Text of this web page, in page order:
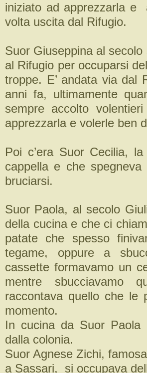
iniziato ad apprezzarla e
volta uscita dal Rifugio.
Suor Giuseppina al
al Rifugio per occuparsi
troppe. E’ andata via dal
anni fa, ultimamente
sempre accolto
apprezzarla e volerle ben
Poi c’era Suor Cecilia,
cappella e che
bruciarsi.
Suor Paola, al secolo
della cucina e che ci
patate che spesso
tegame, oppure a
cassette formavamo un
mentre sbucciavamo
raccontava quello che le
momento.
In cucina da Suor
dalla colonia.
Suor Agnese Zichi,
a Sassari, si occupava